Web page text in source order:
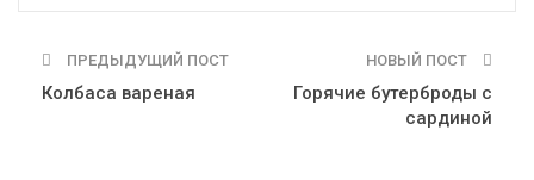
ПРЕДЫДУЩИЙ ПОСТ
Колбаса вареная
НОВЫЙ ПОСТ
Горячие бутерброды с
сардиной